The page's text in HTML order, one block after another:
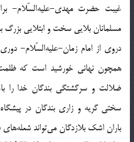
غيبت حضرت مهدي-عليه‌السّلام-
مسلمانان بلايي سخت و ابتلايي بزرگ
دروي از امام زمان-عليه‌السّلام-
همچون نهاني خورشيد است كه
سختي گريه و زاري بندگان در
باران اشك بلازدگان مي‌تواند